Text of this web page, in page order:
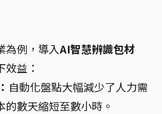
為例，導入AI智慧辨識包材
益：
自動化盤點大幅減少了人力需
數天縮短至數小時。